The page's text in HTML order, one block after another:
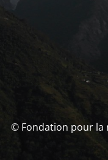
© Fondation pour la